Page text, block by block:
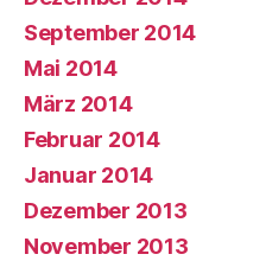
September 2014
Mai 2014
März 2014
Februar 2014
Januar 2014
Dezember 2013
November 2013